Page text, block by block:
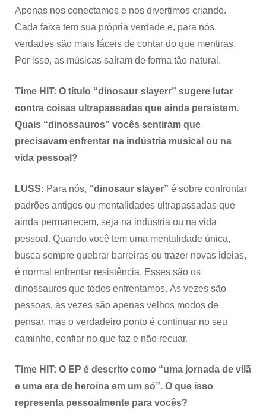
Apenas nos conectamos e nos divertimos criando.
Cada faixa tem sua própria verdade e, para nós,
verdades são mais fáceis de contar do que mentiras.
Por isso, as músicas saíram de forma tão natural.
Time HIT: O título “dinosaur slayerr” sugere lutar
contra coisas ultrapassadas que ainda persistem.
Quais “dinossauros” vocês sentiram que
precisavam enfrentar na indústria musical ou na
vida pessoal?
LUSS: Para nós, “dinosaur slayer” é sobre confrontar
padrões antigos ou mentalidades ultrapassadas que
ainda permanecem, seja na indústria ou na vida
pessoal. Quando você tem uma mentalidade única,
busca sempre quebrar barreiras ou trazer novas ideias,
é normal enfrentar resistência. Esses são os
dinossauros que todos enfrentamos. Às vezes são
pessoas, às vezes são apenas velhos modos de
pensar, mas o verdadeiro ponto é continuar no seu
caminho, confiar no que faz e não recuar.
Time HIT: O EP é descrito como “uma jornada de vilã
e uma era de heroína em um só”. O que isso
representa pessoalmente para vocês?